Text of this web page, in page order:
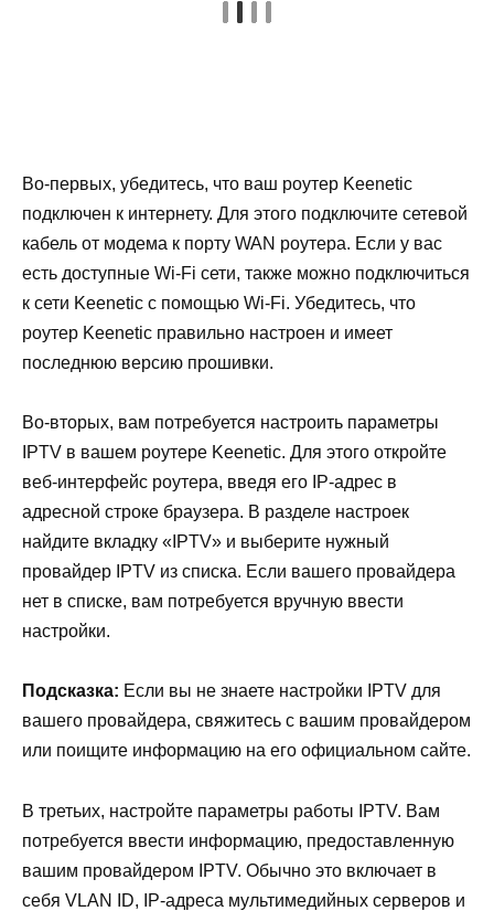
Во-первых, убедитесь, что ваш роутер Keenetic
подключен к интернету. Для этого подключите сетевой
кабель от модема к порту WAN роутера. Если у вас
есть доступные Wi-Fi сети, также можно подключиться
к сети Keenetic с помощью Wi-Fi. Убедитесь, что
роутер Keenetic правильно настроен и имеет
последнюю версию прошивки.
Во-вторых, вам потребуется настроить параметры
IPTV в вашем роутере Keenetic. Для этого откройте
веб-интерфейс роутера, введя его IP-адрес в
адресной строке браузера. В разделе настроек
найдите вкладку «IPTV» и выберите нужный
провайдер IPTV из списка. Если вашего провайдера
нет в списке, вам потребуется вручную ввести
настройки.
Подсказка: Если вы не знаете настройки IPTV для
вашего провайдера, свяжитесь с вашим провайдером
или поищите информацию на его официальном сайте.
В третьих, настройте параметры работы IPTV. Вам
потребуется ввести информацию, предоставленную
вашим провайдером IPTV. Обычно это включает в
себя VLAN ID, IP-адреса мультимедийных серверов и